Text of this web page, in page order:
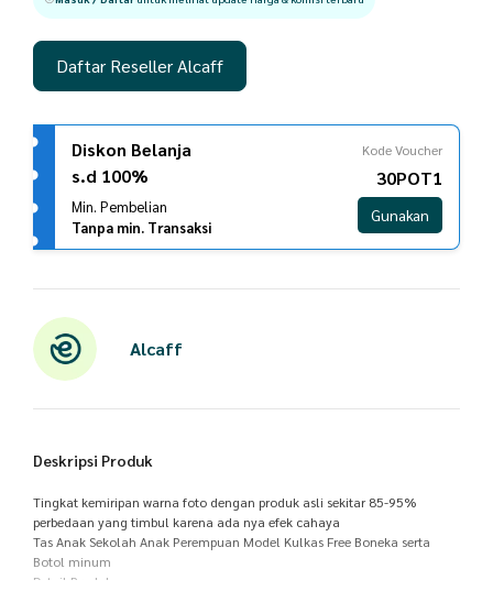
Daftar Reseller Alcaff
Diskon Belanja
s.d 100%
Min. Pembelian
Tanpa min. Transaksi
Kode Voucher
30POT1
Gunakan
Alcaff
Deskripsi Produk
Tingkat kemiripan warna foto dengan produk asli sekitar 85-95%
perbedaan yang timbul karena ada nya efek cahaya
Tas Anak Sekolah Anak Perempuan Model Kulkas Free Boneka serta
Botol minum
Detail Produk